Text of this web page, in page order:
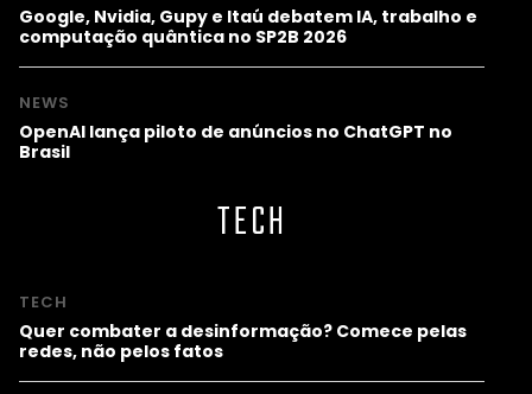
Google, Nvidia, Gupy e Itaú debatem IA, trabalho e
computação quântica no SP2B 2026
NEWS
OpenAI lança piloto de anúncios no ChatGPT no
Brasil
TECH
TECH
Quer combater a desinformação? Comece pelas
redes, não pelos fatos